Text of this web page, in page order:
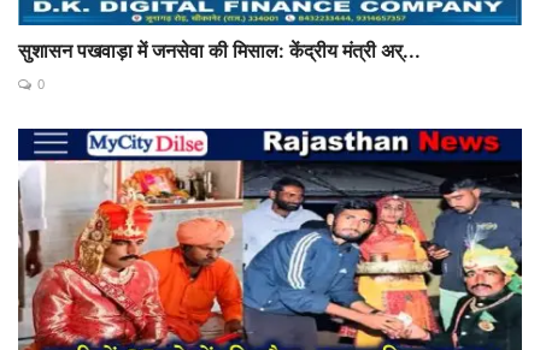
सुशासन पखवाड़ा में जनसेवा की मिसाल: केंद्रीय मंत्री अर्...
0